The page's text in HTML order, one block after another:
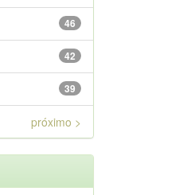
46
42
39
próximo >